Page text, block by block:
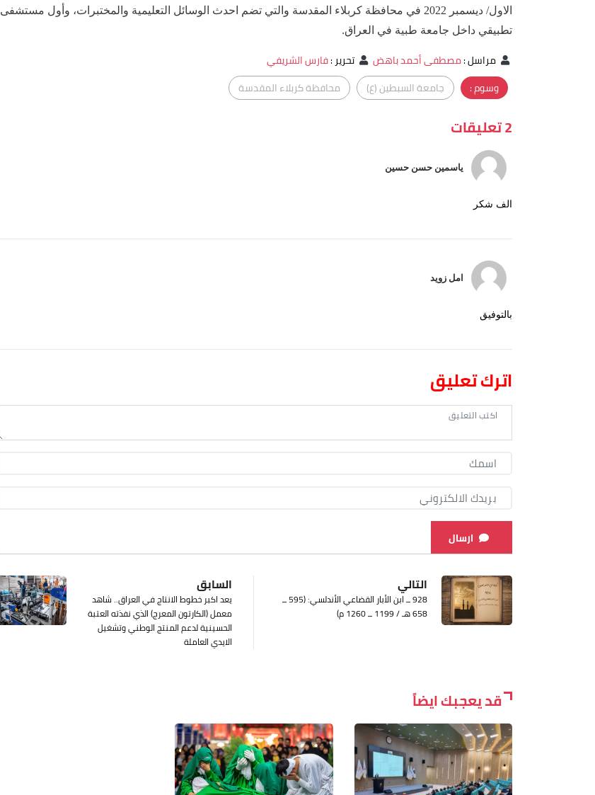
الاول/ ديسمبر 2022 في محافظة كربلاء المقدسة والتي تضم احدث الوسائل التعليمية والمختبرات، وأول مستشفى
تطبيقي داخل جامعة طبية في العراق.
مراسل:مصطفى أحمد باهض تحرير:فارس الشريفي
وسوم :
جامعة السبطين (ع) محافظة كربلاء المقدسة
2 تعليقات
ياسمين حسن حسين
الف شكر
امل زويد
بالتوفيق
اترك تعليق
ارسال
السابق
يعد اكبر خطوط الانتاج في العراق.. شاهد
معمل (الكارتون المعرج) الذي نفذته العتبة
الحسينية لدعم المنتج الوطني وتشغيل
الايدي العاملة
التالي
928 ــ ابن الأبار القضاعي الأندلسي: (595 ــ
658 هـ / 1199 ــ 1260 م)
قد يعجبك ايضاً